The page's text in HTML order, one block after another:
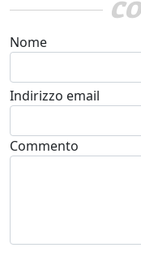
Nome
Indirizzo email
Commento